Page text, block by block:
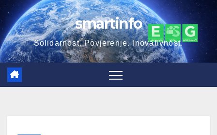
Skip
to
content
smartinfo
Solidarnost. Povjerenje. Inovativnost.